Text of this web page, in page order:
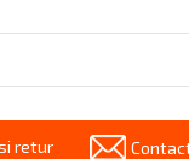
retur